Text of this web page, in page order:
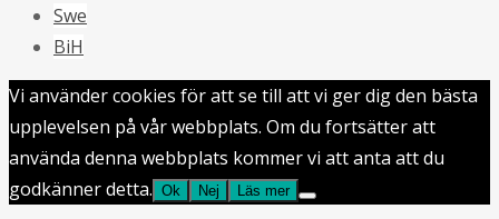
Swe
BiH
Vi använder cookies för att se till att vi ger dig den bästa
upplevelsen på vår webbplats. Om du fortsätter att
använda denna webbplats kommer vi att anta att du
godkänner detta. Ok Nej Läs mer